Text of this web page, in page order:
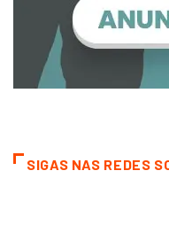
SIGAS NAS REDES